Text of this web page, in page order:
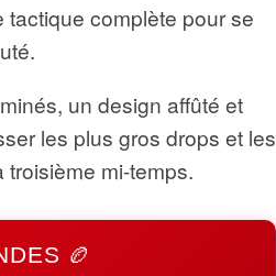
tactique complète pour se
un design affûté et
les plus gros drops et les
mi-temps.
🏉